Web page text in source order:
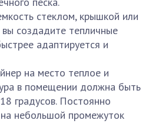
стеклом, крышкой или
создадите тепличные
адаптируется и
на место теплое и
в помещении должна быть
градусов. Постоянно
небольшой промежуток